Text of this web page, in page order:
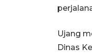
Ujang
Dinas